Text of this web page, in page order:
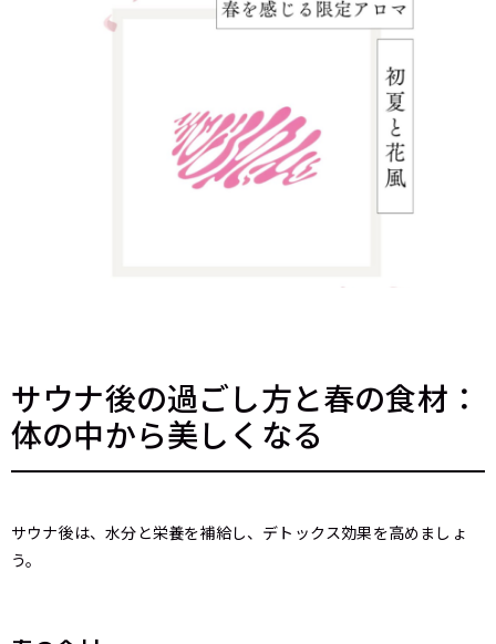
サウナ後の過ごし方と春の食材：
体の中から美しくなる
サウナ後は、水分と栄養を補給し、デトックス効果を高めましょ
う。